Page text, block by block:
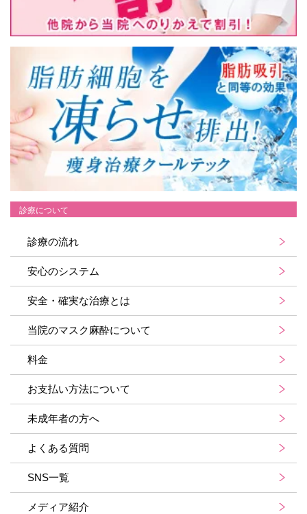
診療について
診療の流れ
安心のシステム
安全・確実な治療とは
当院のマスク麻酔について
料金
お支払い方法について
未成年者の方へ
よくある質問
SNS一覧
メディア紹介